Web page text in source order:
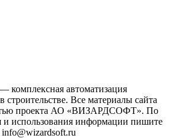
автоматизация
строительстве. Все материалы сайта
проекта АО «ВИЗАРДСОФТ». По
и использования информации пишите